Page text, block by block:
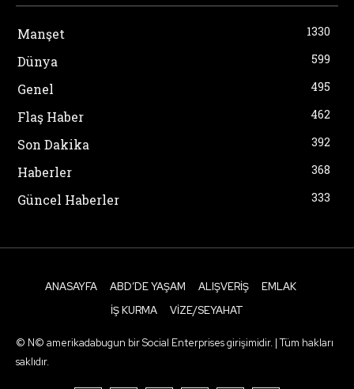
Manşet 1330
Dünya 599
Genel 495
Flaş Haber 462
Son Dakika 392
Haberler 368
Güncel Haberler 333
ANASAYFA ABD’DE YAŞAM ALIŞVERIŞ
EMLAK
İŞ KURMA
VIZE/SEYAHAT
© N© amerikadabugun bir Social Enterprises girişimidir. | Tüm hakları
saklıdır.